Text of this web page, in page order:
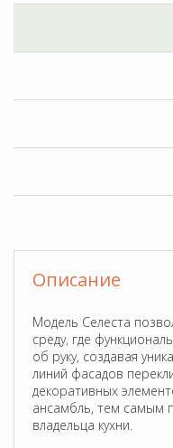
Модель Селеста
среду, где
об руку, создавая
линий фасадов
декоративных
ансамбль, тем самым